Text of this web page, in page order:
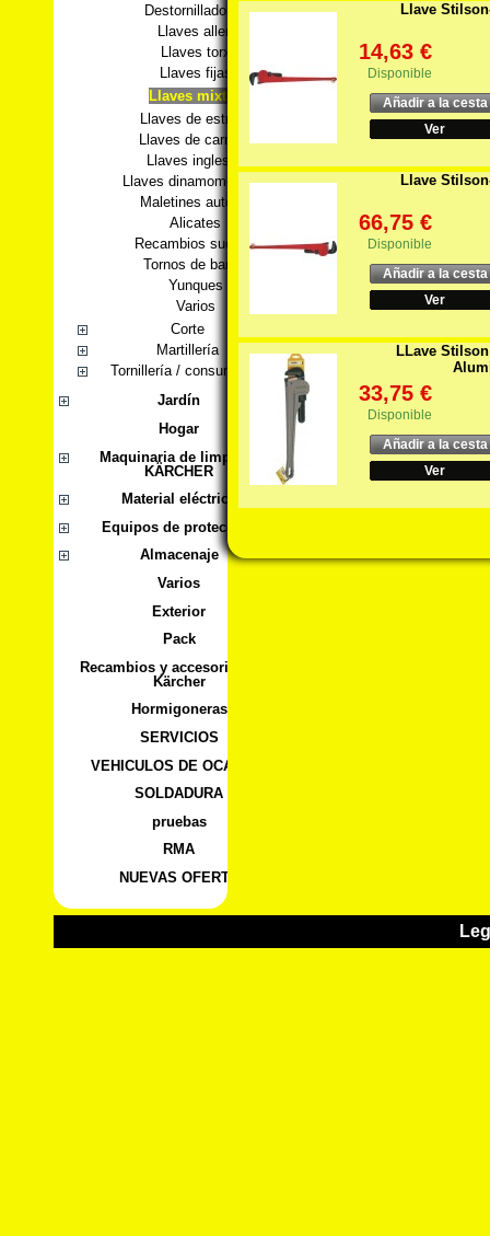
Destornilladores
Llaves allen
Llaves torx
Llaves fijas
Llaves mixtas
Llaves de estrella
Llaves de carraca
Llaves inglesas
Llaves dinamométricas
Maletines autoclé
Alicates
Recambios sueltos
Tornos de banco
Yunques
Varios
Corte
Martillería
Tornillería / consumibles
Jardín
Hogar
Maquinaria de limpieza
KÄRCHER
Material eléctrico
Equipos de protección
Almacenaje
Varios
Exterior
Pack
Recambios y accesorios para
Kärcher
Hormigoneras
SERVICIOS
VEHICULOS DE OCASION
SOLDADURA
pruebas
RMA
NUEVAS OFERTA
Llave
14,63 €
Disponible
Añadir a la cesta
Ver
Llave
66,75 €
Disponible
Añadir a la cesta
Ver
LLave
33,75 €
Disponible
Añadir a la cesta
Ver